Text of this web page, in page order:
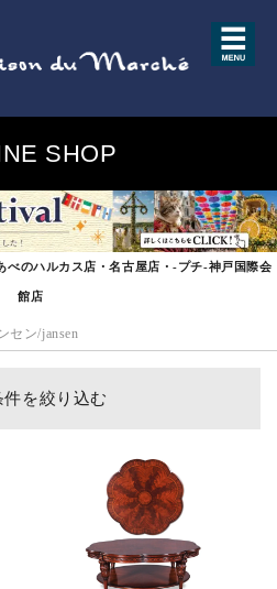
SHOP
のハルカス店・名古屋店・-プチ-神戸国際会
館店
セン/jansen
件を絞り込む
クアップ商品